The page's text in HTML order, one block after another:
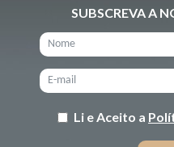
SUBSCREVA A
Li e Aceito a